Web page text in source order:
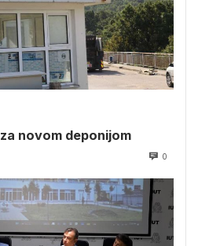
novom deponijom
0